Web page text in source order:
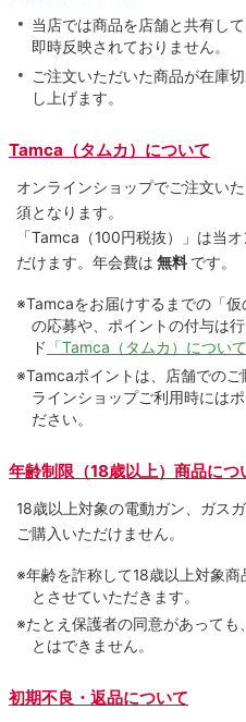
当店では商品を店舗と共有し
即時反映されておりません。
ご注文いただいた商品が在庫
し上げます。
Tamca（タムカ）について
オンラインショップでご注⽂い
須となります。
「Tamca （100円税抜）
」は当
だけます。 年会費は 無料 です。
※Tamcaをお届けするまでの「
の応募や、ポイントの付与は
ド 「Tamca（タムカ）について
※Tamcaポイントは、店舗での
ラインショップご利用時には
ださい。
年齢制限（18歳以上）商品につ
18歳以上対象の電動ガン、ガス
ご購入いただけません。
※年齢を詐称して18歳以上対象
とさせていただきます。
※たとえ保護者の同意があっても
とはできません。
初期不良・返品について